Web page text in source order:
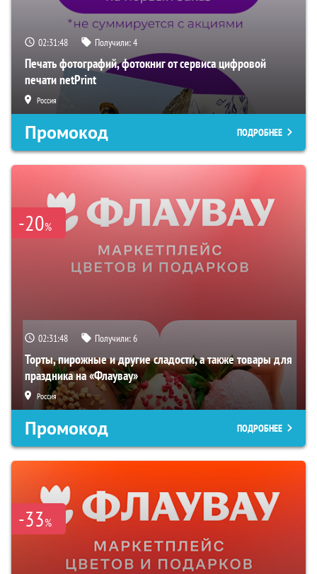
02:31:47 Получили:4
Печать фотографий, фотокниг от сервиса цифровой
печати netPrint
Россия
Промокод ПОДРОБНЕЕ
-20%
02:31:47 Получили:6
Торты, пирожные и другие сладости, а также товары для
праздника на «Флаувау»
Россия
Промокод ПОДРОБНЕЕ
-33%